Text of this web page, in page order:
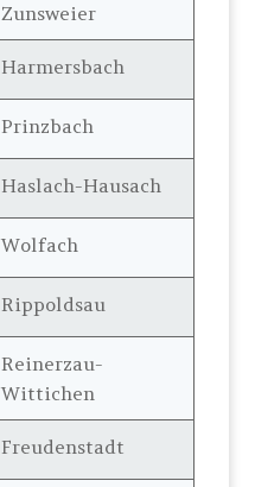
Zunsweier
Harmersbach
Prinzbach
Haslach-Hausach
Wolfach
Rippoldsau
Reinerzau-
Wittichen
Freudenstadt